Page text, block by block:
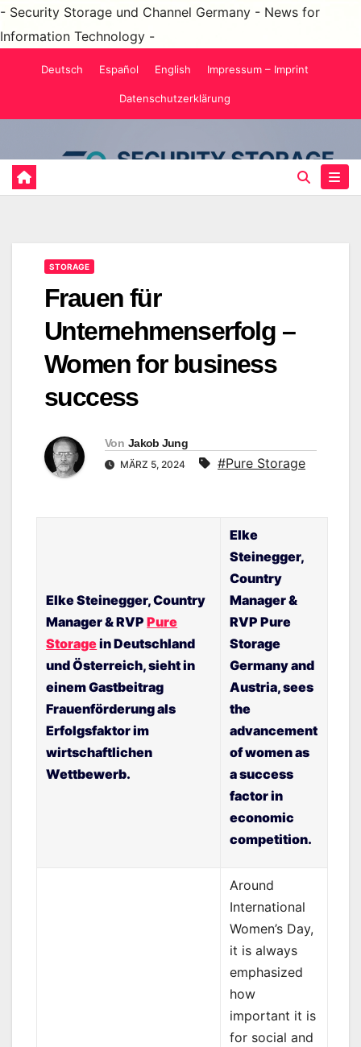
- Security Storage und Channel Germany - News for
Information Technology -
Deutsch Español English Impressum – Imprint
Datenschutzerklärung
STORAGE
Frauen für
Unternehmenserfolg –
Women for business
success
Von Jakob Jung
MÄRZ 5, 2024 #Pure Storage
Elke Steinegger, Country
Manager & RVPPure
Storagein Deutschland
und Österreich, sieht in
einem Gastbeitrag
Frauenförderung als
Erfolgsfaktor im
wirtschaftlichen
Wettbewerb.
Elke
Steinegger,
Country
Manager &
RVP Pure
Storage
Germany and
Austria, sees
the
advancement
of women as
a success
factor in
economic
competition.
Around
International
Women’s Day,
it is always
emphasized
how
important it is
for social and